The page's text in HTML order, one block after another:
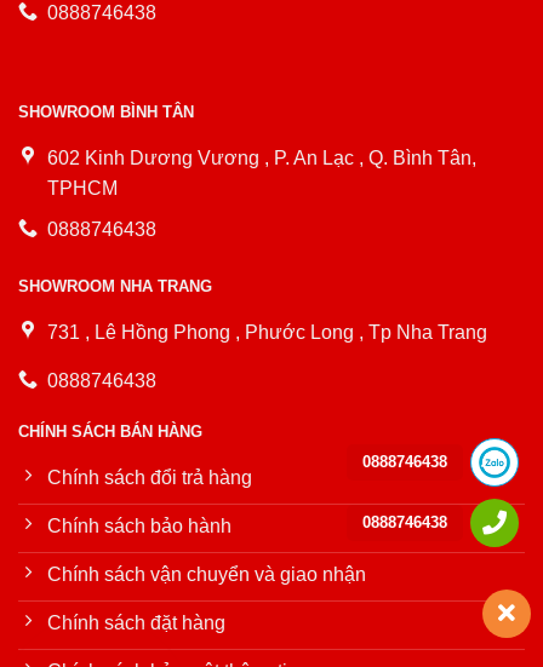
0888746438
SHOWROOM BÌNH TÂN
602 Kinh Dương Vương , P. An Lạc , Q. Bình Tân,
TPHCM
0888746438
SHOWROOM NHA TRANG
731 , Lê Hồng Phong , Phước Long , Tp Nha Trang
0888746438
CHÍNH SÁCH BÁN HÀNG
Chính sách đổi trả hàng
Chính sách bảo hành
Chính sách vận chuyển và giao nhận
Chính sách đặt hàng
0888746438
0888746438